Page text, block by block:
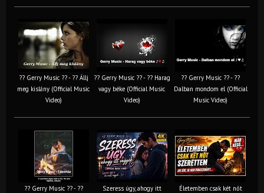
?? Gerry Music ?? - ?? Állj
meg kislány (Official Music
Video)
?? Gerry Music ?? - ?? Harag
vagy béke (Official Music
Video)
?? Gerry Music ?? - ??
Dalban mondom el (Official
Music Video)
?? Gerry Music ?? - ??
Szeress úgy, ahogy itt
Életemben csak két nőt